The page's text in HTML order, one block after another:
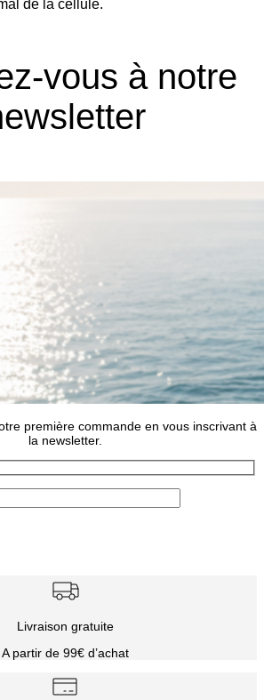
de la cellule.
vous à notre
première commande en vous inscrivant à
la newsletter.
Livraison gratuite
A partir de 99€ d’achat